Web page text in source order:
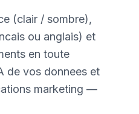
(clair / sombre),
ou anglais) et
en toute
de vos donnees et
marketing —